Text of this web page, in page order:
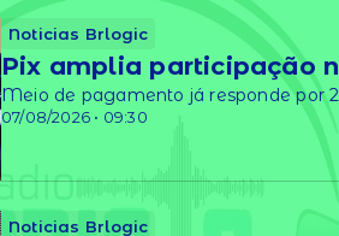
Noticias Brlogic
07/08/2026 • 09:30
Pix amplia participação
Meio de pagamento já responde por
Noticias Brlogic